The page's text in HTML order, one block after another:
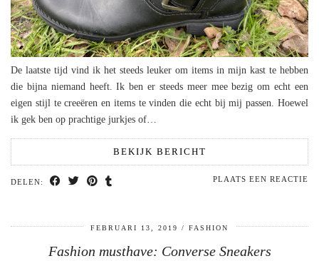
De laatste tijd vind ik het steeds leuker om items in mijn kast te hebben
die bijna niemand heeft. Ik ben er steeds meer mee bezig om echt een
eigen stijl te creeëren en items te vinden die echt bij mij passen. Hoewel
ik gek ben op prachtige jurkjes of…
BEKIJK BERICHT
DELEN: PLAATS EEN REACTIE
FEBRUARI 13, 2019 FASHION
Fashion musthave: Converse Sneakers